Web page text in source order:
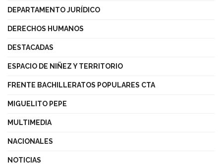
DEPARTAMENTO JURÍDICO
DERECHOS HUMANOS
DESTACADAS
ESPACIO DE NIÑEZ Y TERRITORIO
FRENTE BACHILLERATOS POPULARES CTA
MIGUELITO PEPE
MULTIMEDIA
NACIONALES
NOTICIAS